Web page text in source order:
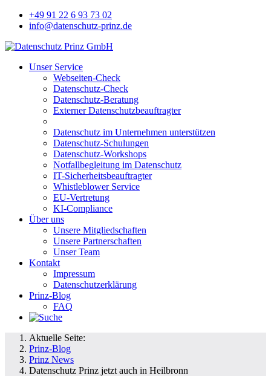
+49 91 22 6 93 73 02
info@datenschutz-prinz.de
Unser Service
Webseiten-Check
Datenschutz-Check
Datenschutz-Beratung
Externer Datenschutzbeauftragter
Datenschutz im Unternehmen unterstützen
Datenschutz-Schulungen
Datenschutz-Workshops
Notfallbegleitung im Datenschutz
IT-Sicherheitsbeauftragter
Whistleblower Service
EU-Vertretung
KI-Compliance
Über uns
Unsere Mitgliedschaften
Unsere Partnerschaften
Unser Team
Kontakt
Impressum
Datenschutzerklärung
Prinz-Blog
FAQ
Aktuelle Seite:
Prinz-Blog
Prinz News
Datenschutz Prinz jetzt auch in Heilbronn